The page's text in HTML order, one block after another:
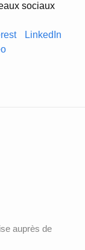
sociaux
LinkedIn
auprès de